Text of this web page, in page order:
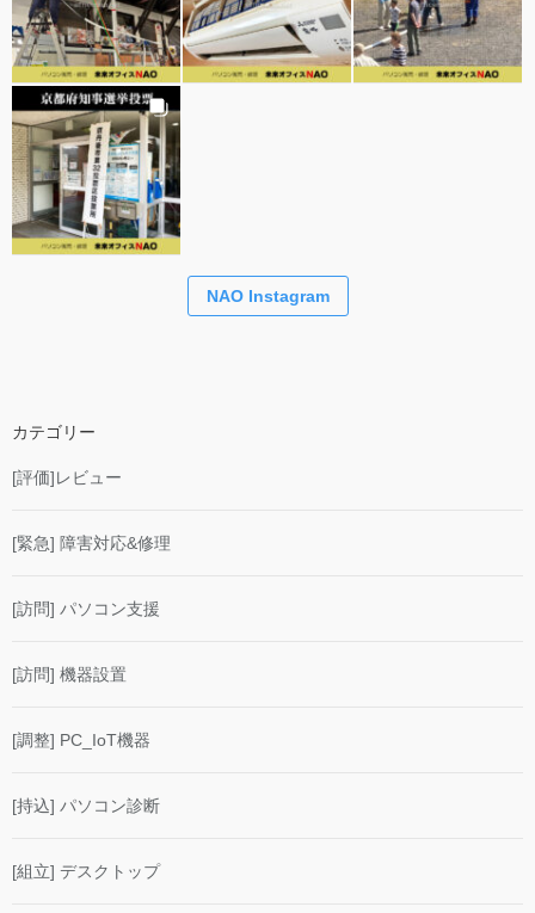
NAO Instagram
カテゴリー
[評価]レビュー
[緊急] 障害対応&修理
[訪問] パソコン支援
[訪問] 機器設置
[調整] PC_IoT機器
[持込] パソコン診断
[組立] デスクトップ